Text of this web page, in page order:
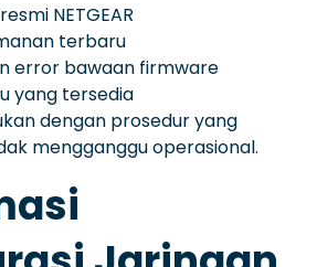
NETGEAR
terbaru
error bawaan firmware
yang tersedia
dengan prosedur yang
mengganggu operasional.